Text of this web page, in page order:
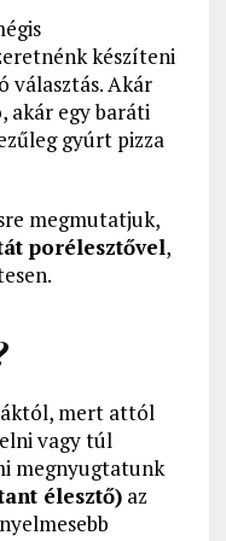
készíteni
választás. Akár
akár egy baráti
gyúrt pizza
megmutatjuk,
porélesztővel,
mert attól
vagy túl
megnyugtatunk
élesztő)az